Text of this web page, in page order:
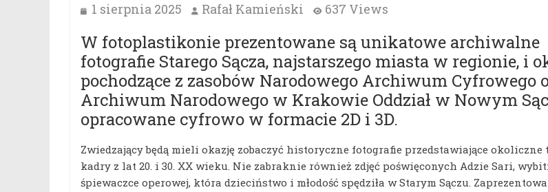
1 sierpnia 2025 Rafał Kamieński 637 Views
W fotoplastikonie prezentowane są unikatowe archiwalne
fotografie Starego Sącza, najstarszego miasta w regionie, i
pochodzące z zasobów Narodowego Archiwum Cyfrowego
Archiwum Narodowego w Krakowie Oddział w Nowym
opracowane cyfrowo w formacie 2D i 3D.
Zwiedzający będą mieli okazję zobaczyć historyczne fotografie przedstawiające okoliczne
kadry z lat 20. i 30. XX wieku. Nie zabraknie również zdjęć poświęconych Adzie Sari,
śpiewaczce operowej, która dzieciństwo i młodość spędziła w Starym Sączu.